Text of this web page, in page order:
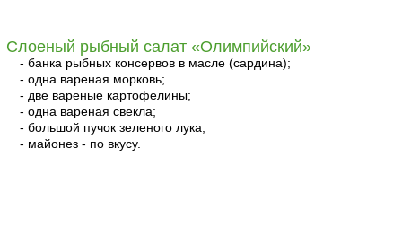
Слоеный рыбный салат «Олимпийский»
- банка рыбных консервов в масле (сардина);
- одна вареная морковь;
- две вареные картофелины;
- одна вареная свекла;
- большой пучок зеленого лука;
- майонез - по вкусу.